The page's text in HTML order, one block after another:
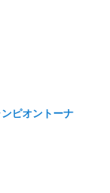
ピオントーナ